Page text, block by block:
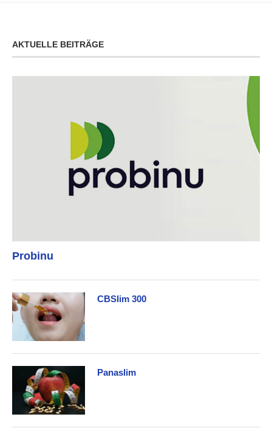
AKTUELLE BEITRÄGE
Probinu
CBSlim 300
Panaslim